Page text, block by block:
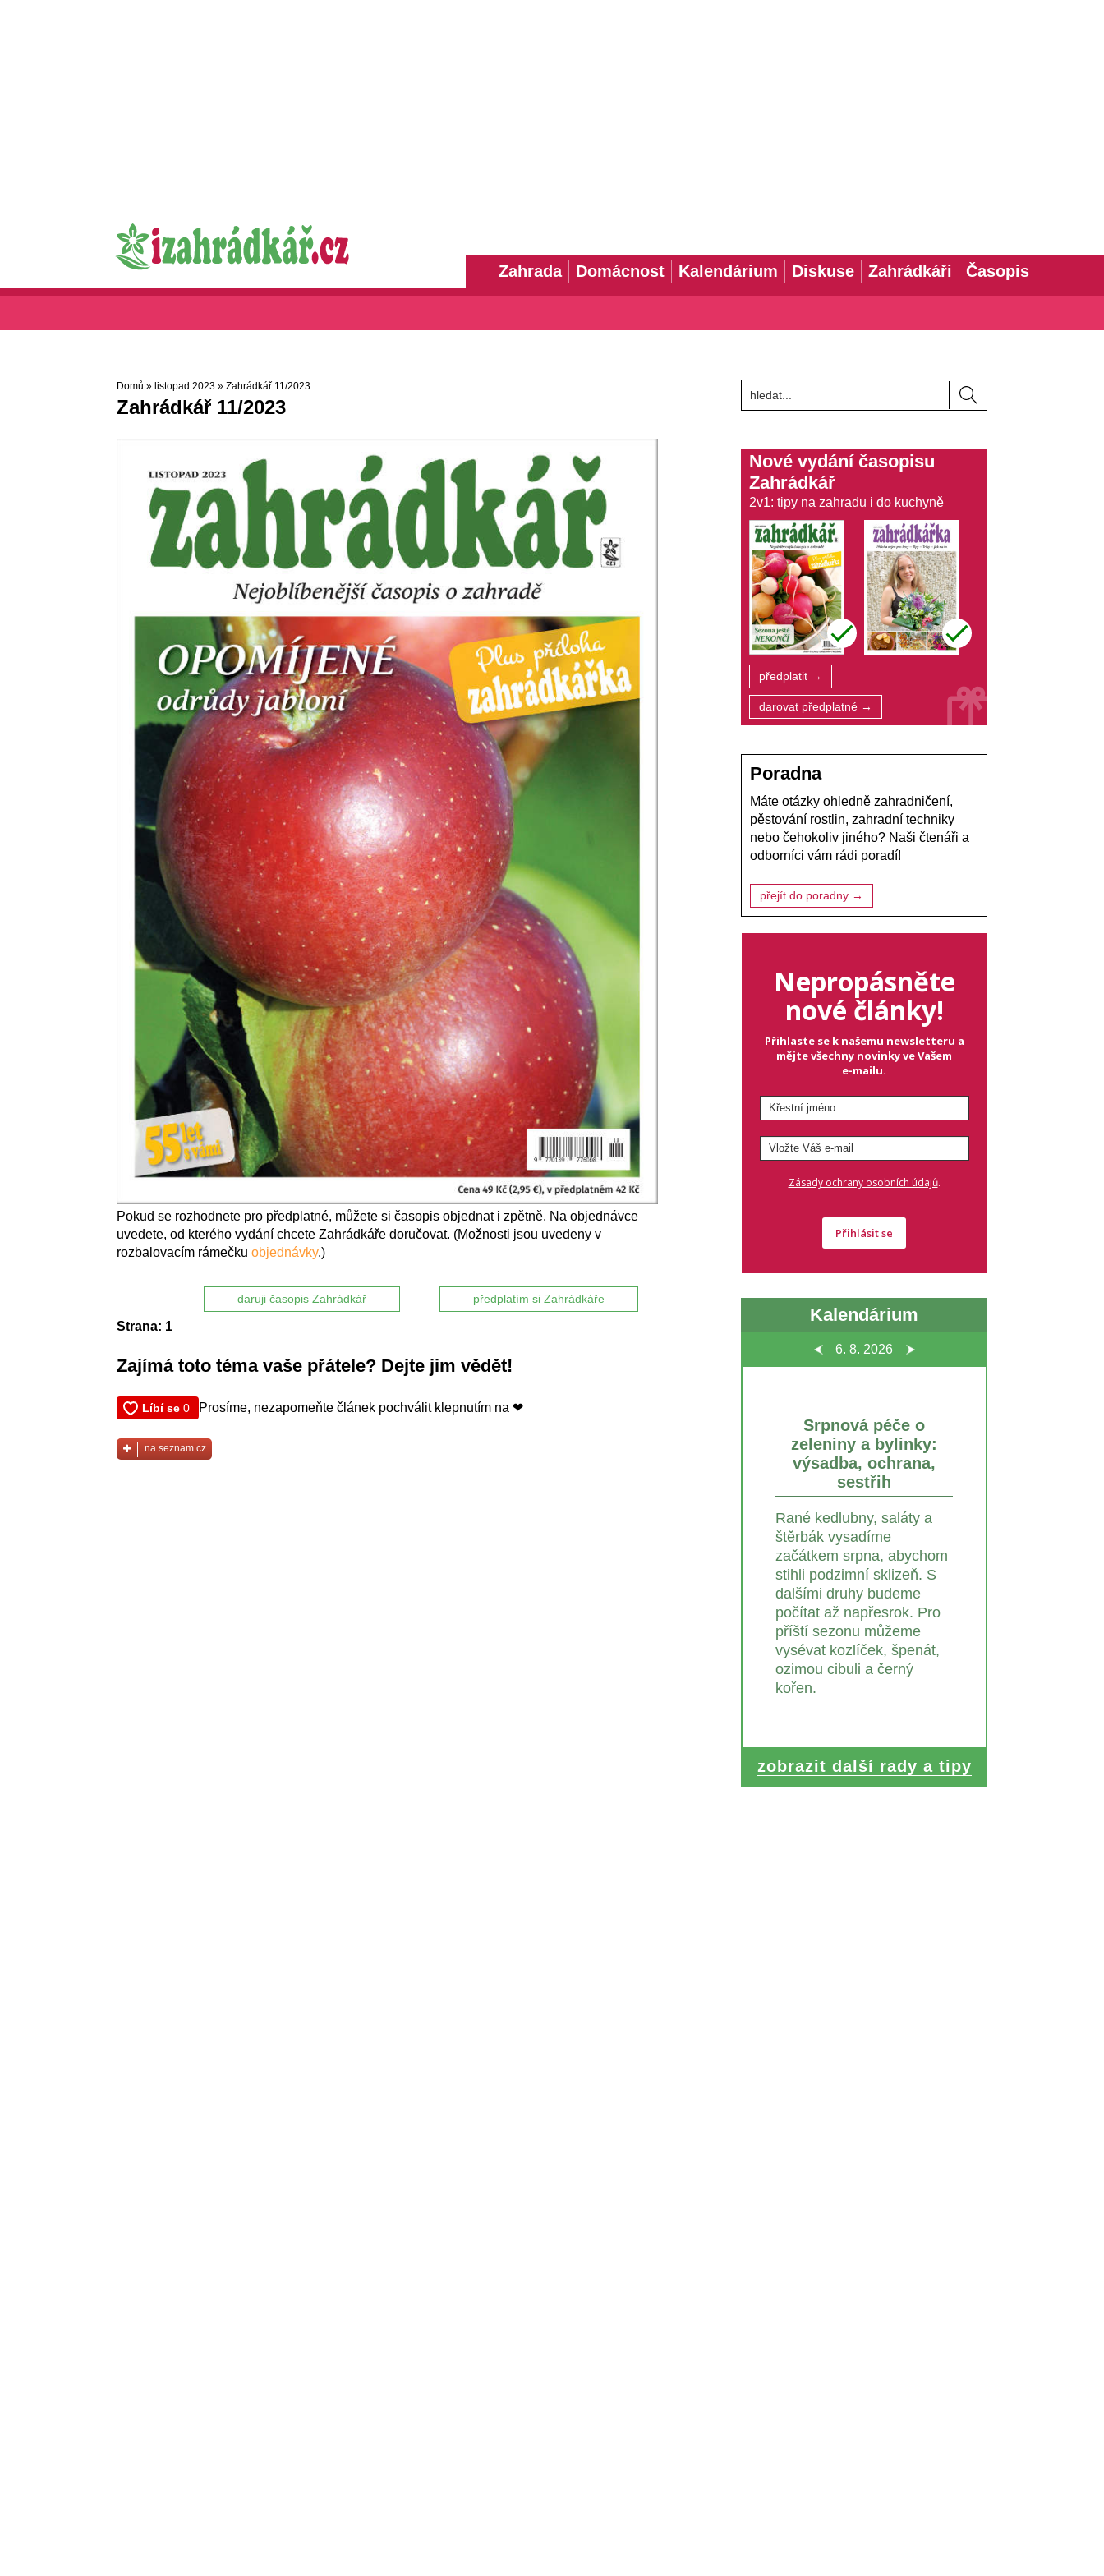
Zahrada Domácnost Kalendárium Diskuse Zahrádkáři Časopis
Domů » listopad 2023 » Zahrádkář 11/2023
Zahrádkář 11/2023
Pokud se rozhodnete pro předplatné, můžete si časopis objednat i zpětně. Na objednávce
uvedete, od kterého vydání chcete Zahrádkáře doručovat. (Možnosti jsou uvedeny v
rozbalovacím rámečku objednávky.)
předplatím si Zahrádkáře
daruji časopis Zahrádkář
Strana: 1
Zajímá toto téma vaše přátele? Dejte jim vědět!
Prosíme, nezapomeňte článek pochválit klepnutím na ❤
na seznam.cz
Nové vydání časopisu
Zahrádkář
2v1: tipy na zahradu i do kuchyně
předplatit →
darovat předplatné →
Poradna
Máte otázky ohledně zahradničení,
pěstování rostlin, zahradní techniky
nebo čehokoliv jiného? Naši čtenáři a
odborníci vám rádi poradí!
přejít do poradny →
Nepropásněte
nové články!
Přihlaste se k našemu newsletteru a
mějte všechny novinky ve Vašem
e-mailu.
Zásady ochrany osobních údajů.
Přihlásit se
Kalendárium
6. 8. 2026
Srpnová péče o
zeleniny a bylinky:
výsadba, ochrana,
sestřih
Rané kedlubny, saláty a
štěrbák vysadíme
začátkem srpna, abychom
stihli podzimní sklizeň. S
dalšími druhy budeme
počítat až napřesrok. Pro
příští sezonu můžeme
vysévat kozlíček, špenát,
ozimou cibuli a černý
kořen.
zobrazit další rady a tipy